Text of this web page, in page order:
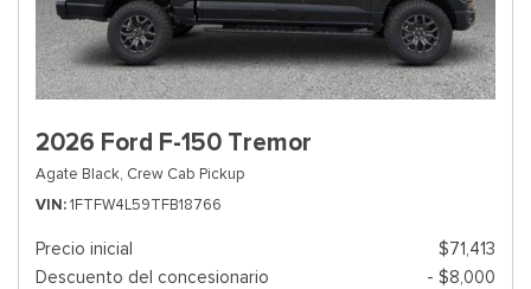
2026 Ford F-150 Tremor
Agate Black, Crew Cab Pickup
VIN 1FTFW4L59TFB18766
Precio inicial
$71,413
Descuento del concesionario
- $8,000